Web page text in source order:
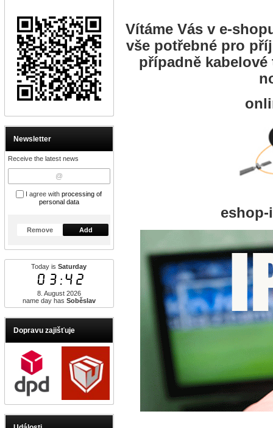
Newsletter
Receive the latest news
I agree withprocessing of
personal data
Remove Add
Today isSaturday
03:42
8. August 2026
name day has Soběslav
Dopravu zajišťuje
Vítáme Vás v e-
vše potřebné pro
případně kabelové
eshop-